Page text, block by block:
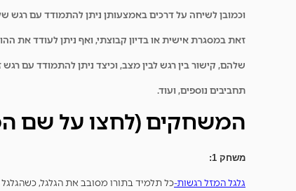
וכמובן לשיחה על דרכים באמצעותן ניתן להתמודד עם רגש
זאת במסגרת אישית או בדיון קבוצתי, ואף ניתן לעודד את
שלהם, קישור בין רגש לבין מצב, וכיצד ניתן להתמודד עם
תחביבים נוספים, ועוד.
המשחקים (לחצו על שם
משחק 1:
גלגל המזל רגשות-כל תלמיד בתורו מסובב את הגלגל,